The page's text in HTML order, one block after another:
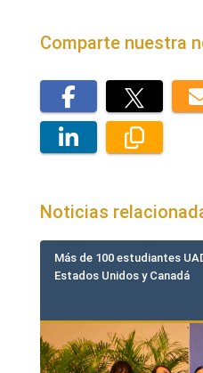
Comparte nuestra
Noticias
Más de 100 estudiantes
Estados Unidos y Canadá